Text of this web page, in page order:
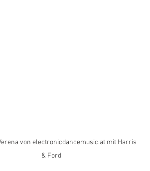
von electronicdancemusic.at mit Harris
& Ford